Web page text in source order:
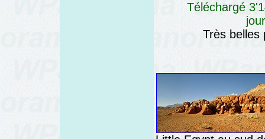
Téléchargé
Très belles